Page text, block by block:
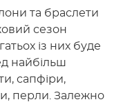
та браслети
сезон
із них буде
найбільш
сапфіри,
перли. Залежно